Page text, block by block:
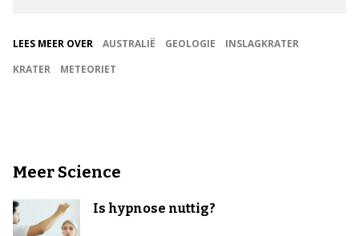
LEES MEER OVER AUSTRALIË GEOLOGIE
INSLAGKRATER
KRATER
METEORIET
Meer Science
Is hypnose nuttig?